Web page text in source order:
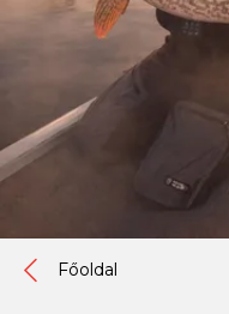
Főoldal